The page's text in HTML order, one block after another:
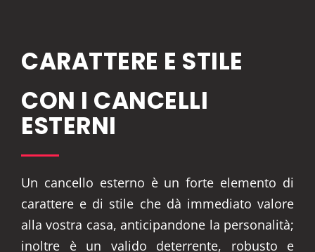
CARATTERE E STILE
CON I CANCELLI
ESTERNI
Un cancello esterno è un forte elemento di
carattere e di stile che dà immediato valore
alla vostra casa, anticipandone la personalità;
inoltre è un valido deterrente, robusto e